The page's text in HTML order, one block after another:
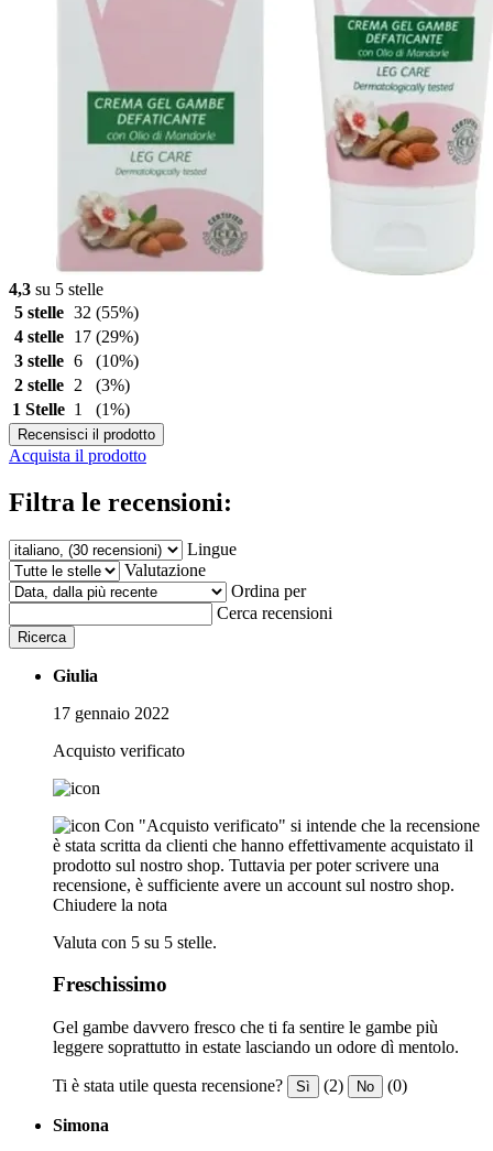
4,3 su 5 stelle
5 stelle 32 (55%)
4 stelle
17 (29%)
3 stelle 6
(10%)
2 stelle
2
(3%)
1 Stelle 1 (1%)
Recensisci il prodotto
Acquista il prodotto
Filtra le recensioni:
Lingue
Valutazione
Ordina per
Cerca recensioni
Ricerca
Giulia
17 gennaio 2022
Acquisto verificato
Con "Acquisto verificato" si intende che la recensione
è stata scritta da clienti che hanno effettivamente acquistato il
prodotto sul nostro shop. Tuttavia per poter scrivere una
recensione, è sufficiente avere un account sul nostro shop.
Chiudere la nota
Valuta con 5 su 5 stelle.
Freschissimo
Gel gambe davvero fresco che ti fa sentire le gambe più
leggere soprattutto in estate lasciando un odore dì mentolo.
Ti è stata utile questa recensione? Sì (2) No (0)
Simona